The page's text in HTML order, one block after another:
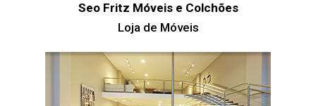
Seo Fritz Móveis e Colchões
Loja de Móveis